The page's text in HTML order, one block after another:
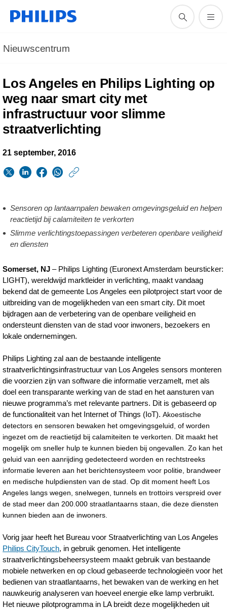
Nieuwscentrum
Los Angeles en Philips Lighting op
weg naar smart city met
infrastructuur voor slimme
straatverlichting
21 september, 2016
los-
angeles-
en-
lighting-
op-
weg-
naar-
city-
met-
infrastructuur-
voor-
slimme-
Sensoren op lantaarnpalen bewaken omgevingsgeluid en helpen
reactietijd bij calamiteiten te verkorten
Slimme verlichtingstoepassingen verbeteren openbare veiligheid
en diensten
Somerset, NJ – Philips Lighting (Euronext Amsterdam beursticker:
LIGHT), wereldwijd marktleider in verlichting, maakt vandaag
bekend dat de gemeente Los Angeles een pilotproject start voor de
uitbreiding van de mogelijkheden van een smart city. Dit moet
bijdragen aan de verbetering van de openbare veiligheid en
ondersteunt diensten van de stad voor inwoners, bezoekers en
lokale ondernemingen.
Philips Lighting zal aan de bestaande intelligente
straatverlichtingsinfrastructuur van Los Angeles sensors monteren
die voorzien zijn van software die informatie verzamelt, met als
doel een transparante werking van de stad en het aansturen van
nieuwe programma’s met relevante partners. Dit is gebaseerd op
de functionaliteit van het Internet of Things (IoT).Akoestische
detectors en sensoren bewaken het omgevingsgeluid, of worden
ingezet om de reactietijd bij calamiteiten te verkorten. Dit maakt het
mogelijk om sneller hulp te kunnen bieden bij ongevallen. Zo kan het
geluid van een aanrijding gedetecteerd worden en rechtstreeks
informatie leveren aan het berichtensysteem voor politie, brandweer
en medische hulpdiensten van de stad. Op dit moment heeft Los
Angeles langs wegen, snelwegen, tunnels en trottoirs verspreid over
de stad meer dan 200.000 straatlantaarns staan, die deze diensten
kunnen bieden aan de inwoners.
Vorig jaar heeft het Bureau voor Straatverlichting van Los Angeles
Philips CityTouch, in gebruik genomen. Het intelligente
straatverlichtingsbeheersysteem maakt gebruik van bestaande
mobiele netwerken en op cloud gebaseerde technologieën voor het
bedienen van straatlantaarns, het bewaken van de werking en het
nauwkeurig analyseren van hoeveel energie elke lamp verbruikt.
Het nieuwe pilotprogramma in LA breidt deze mogelijkheden uit